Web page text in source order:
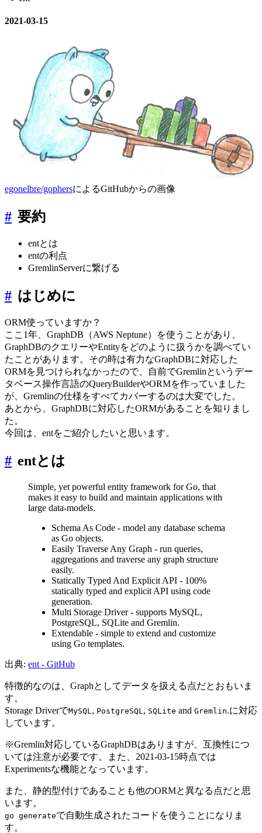
2021-03-15
egonelbre/gophersによるGitHubからの画像
# 要約
entとは
entの利点
GremlinServerに繋げる
# はじめに
ORM使っていますか？
ここ1年、GraphDB（AWS Neptune）を使うことがあり、
GraphDBのクエリーやEntityをどのように扱うかを調べてい
たことがあります。その時は有力なGraphDBに対応した
ORMを見つけられなかったので、自前でGremlinというデー
タベース操作言語のQueryBuilderやORMを作っていました
が、Gremlinの仕様をすべてカバーするのは大変でした。
あとから、GraphDBに対応したORMがあることを知りまし
た。
今回は、entをご紹介したいと思います。
# entとは
Simple, yet powerful entity framework for Go, that
makes it easy to build and maintain applications with
large data-models.
Schema As Code - model any database schema
as Go objects.
Easily Traverse Any Graph - run queries,
aggregations and traverse any graph structure
easily.
Statically Typed And Explicit API - 100%
statically typed and explicit API using code
generation.
Multi Storage Driver - supports MySQL,
PostgreSQL, SQLite and Gremlin.
Extendable - simple to extend and customize
using Go templates.
出典: ent - GitHub
特徴的なのは、Graphとしてデータを扱える点だとおもいま
す。
Storage DriverでMySQL , PostgreSQL , SQLite and Gremlin.に対応
しています。
※Gremlin対応しているGraphDBはありますが、互換性につ
いては注意が必要です。また、2021-03-15時点では
Experimentsな機能となっています。
また、静的型付けであることも他のORMと異なる点だと思
います。
go generateで自動生成されたコードを使うことになりま
す。